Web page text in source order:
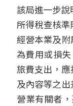
信託與遺
新公司設
文創產業
新創公司
其他專業
加入我們
加
該局進一步
所得稅查核準
經營本業及
為費用或損
旅費支出，
及內容等之
營業有關者